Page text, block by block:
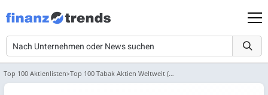
Top 100 Aktienlisten Top 100 Tabak Aktien Weltweit (nach Marktkapitalisierung)